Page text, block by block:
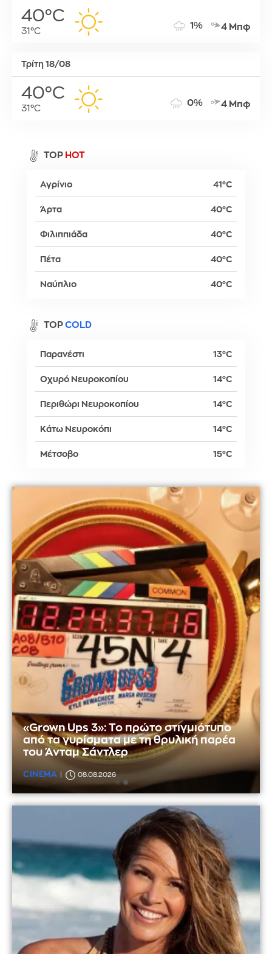
40°C
31°C
1% 4 Μπφ
Τρίτη 18/08
40°C
31°C
0% 4 Μπφ
TOP HOT
Αγρίνιο 41°C
Άρτα 40°C
Φιλιππιάδα 40°C
Πέτα 40°C
Ναύπλιο 40°C
TOP COLD
Παρανέστι 13°C
Οχυρό Νευροκοπίου 14°C
Περιθώρι Νευροκοπίου 14°C
Κάτω Νευροκόπι 14°C
Μέτσοβο 15°C
«Grown Ups 3»: Το πρώτο στιγμιότυπο
από τα γυρίσματα με τη θρυλική παρέα
του Άνταμ Σάντλερ
CINEMA 08.08.2026